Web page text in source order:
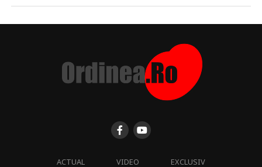
ACTUAL VIDEO
EXCLUSIV